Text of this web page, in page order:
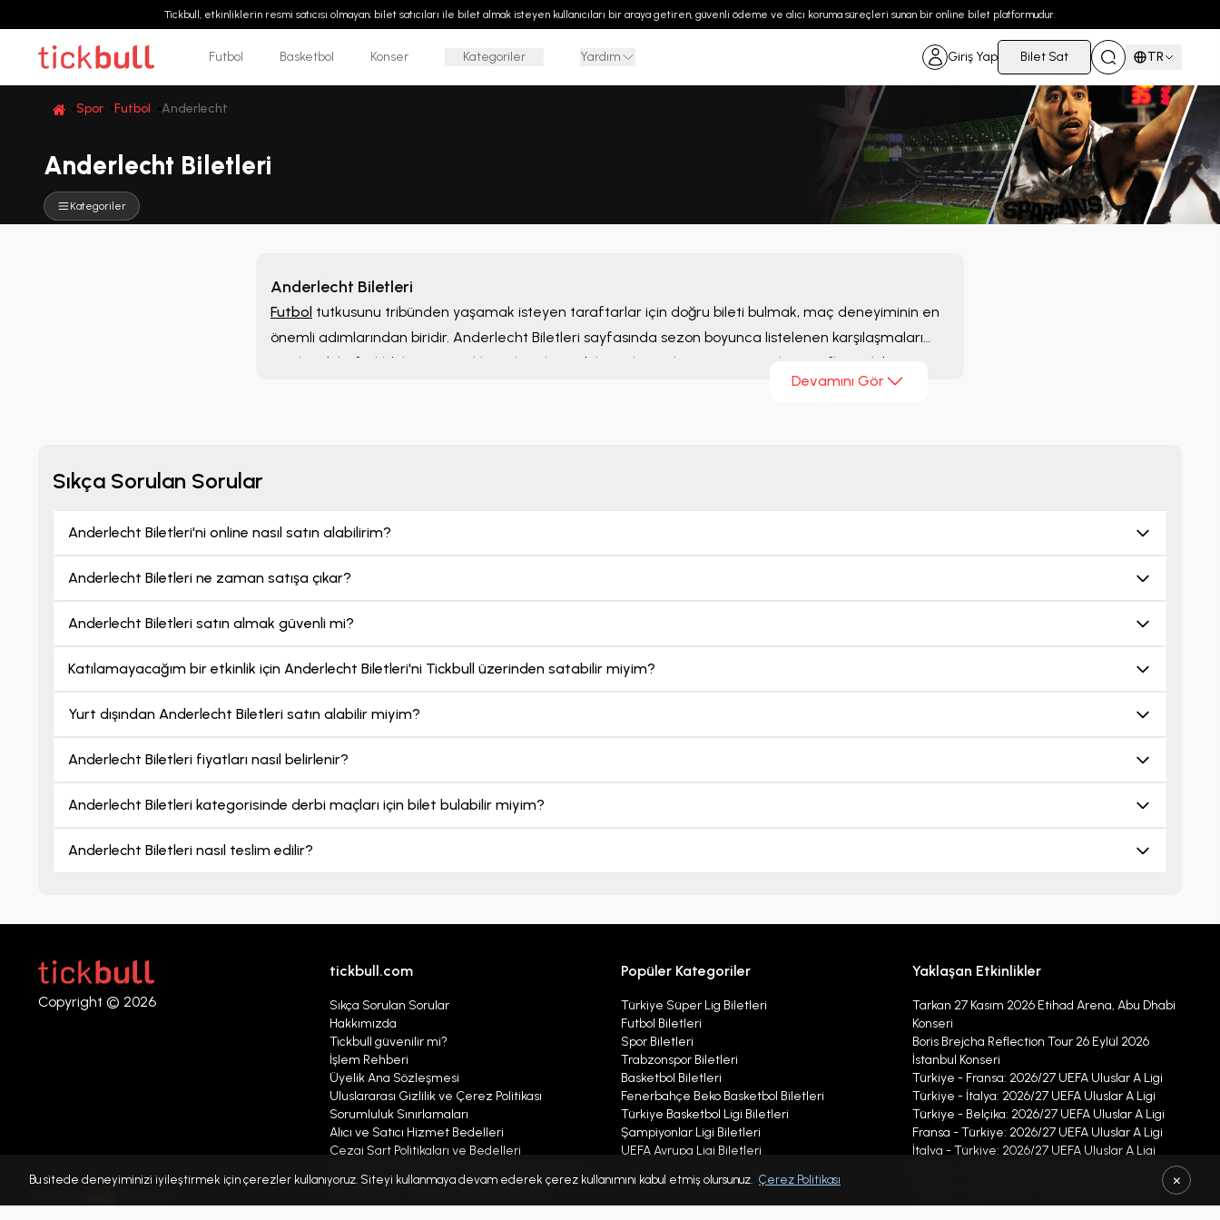
Tickbull, etkinliklerin resmi satıcısı olmayan; bilet satıcıları ile bilet almak isteyen kullanıcıları bir araya getiren, güvenli ödeme ve alıcı koruma süreçleri sunan bir online bilet platformudur.
Futbol Basketbol Konser Kategoriler Yardım Giriş Yap Bilet Sat TR
Spor Futbol Anderlecht
Anderlecht Biletleri
Kategoriler
Anderlecht Biletleri
Futbol tutkusunu tribünden yaşamak isteyen taraftarlar için doğru bileti bulmak, maç deneyiminin en
önemli adımlarından biridir. Anderlecht Biletleri sayfasında sezon boyunca listelenen karşılaşmaları
inceleyebilir, farklı bilet seçeneklerini karşılaştırabilir ve ihtiyaçlarınıza uygun alternatifleri tek bir
Devamını Gör
Sıkça Sorulan Sorular
Anderlecht Biletleri'ni online nasıl satın alabilirim?
Anderlecht Biletleri ne zaman satışa çıkar?
Anderlecht Biletleri satın almak güvenli mi?
Katılamayacağım bir etkinlik için Anderlecht Biletleri'ni Tickbull üzerinden satabilir miyim?
Yurt dışından Anderlecht Biletleri satın alabilir miyim?
Anderlecht Biletleri fiyatları nasıl belirlenir?
Anderlecht Biletleri kategorisinde derbi maçları için bilet bulabilir miyim?
Anderlecht Biletleri nasıl teslim edilir?
Copyright © 2026
tickbull.com
Sıkça Sorulan Sorular
Hakkımızda
Tickbull güvenilir mi?
İşlem Rehberi
Üyelik Ana Sözleşmesi
Uluslararası Gizlilik ve Çerez Politikası
Sorumluluk Sınırlamaları
Alıcı ve Satıcı Hizmet Bedelleri
Cezai Şart Politikaları ve Bedelleri
Kişisel veriler Politikası Aydınlatma Metni
Popüler Kategoriler
Türkiye Süper Lig Biletleri
Futbol Biletleri
Spor Biletleri
Trabzonspor Biletleri
Basketbol Biletleri
Fenerbahçe Beko Basketbol Biletleri
Türkiye Basketbol Ligi Biletleri
Şampiyonlar Ligi Biletleri
UEFA Avrupa Ligi Biletleri
Yaklaşan Etkinlikler
Tarkan 27 Kasım 2026 Etihad Arena, Abu Dhabi
Konseri
Boris Brejcha Reflection Tour 26 Eylül 2026
İstanbul Konseri
Türkiye - Fransa: 2026/27 UEFA Uluslar A Ligi
Türkiye - İtalya: 2026/27 UEFA Uluslar A Ligi
Türkiye - Belçika: 2026/27 UEFA Uluslar A Ligi
Fransa - Türkiye: 2026/27 UEFA Uluslar A Ligi
İtalya - Türkiye: 2026/27 UEFA Uluslar A Ligi
Şampiyonası
Bu sitede deneyiminizi iyileştirmek için çerezler kullanıyoruz. Siteyi kullanmaya devam ederek çerez kullanımını kabul etmiş olursunuz. Çerez Politikası ×